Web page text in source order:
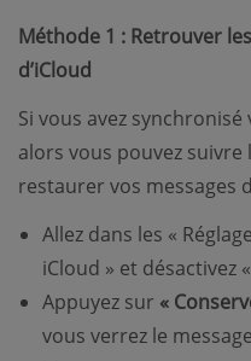
Méthode 1 : Retrouver
d’iCloud
Si vous avez
alors vous pouvez
restaurer vos messages
Allez dans les «
iCloud » et désactivez
Appuyez sur «
vous verrez le